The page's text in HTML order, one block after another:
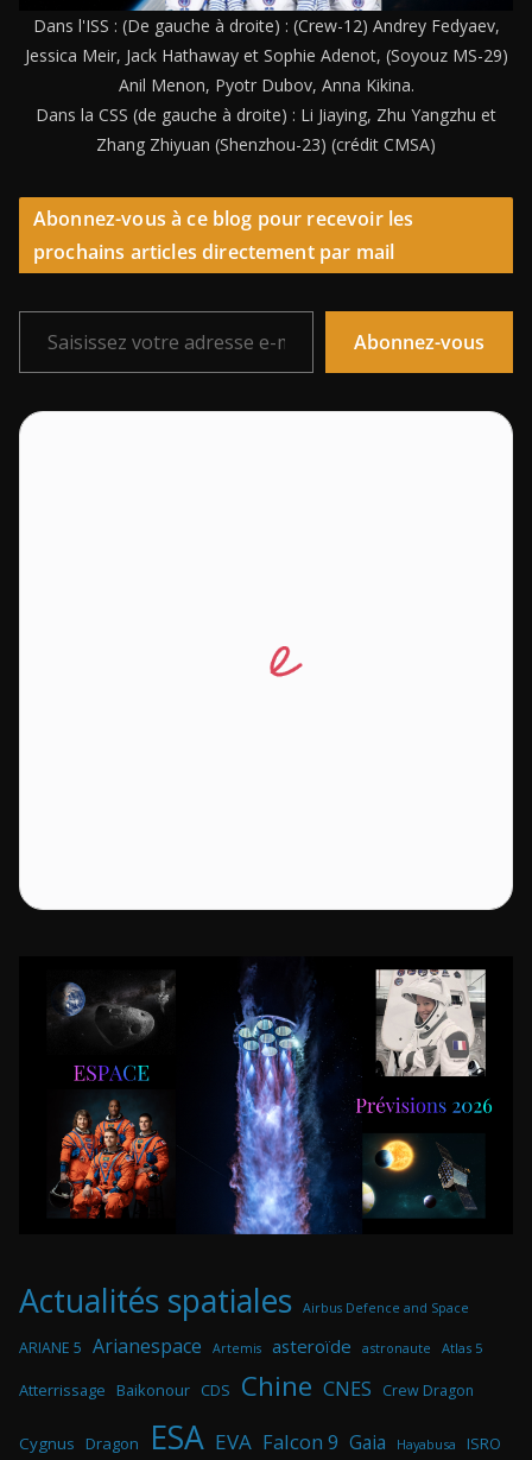
Dans l'ISS : (De gauche à droite) : (Crew-12) Andrey Fedyaev,
Jessica Meir, Jack Hathaway et Sophie Adenot, (Soyouz MS-29)
Anil Menon, Pyotr Dubov, Anna Kikina.
Dans la CSS (de gauche à droite) : Li Jiaying, Zhu Yangzhu et
Zhang Zhiyuan (Shenzhou-23) (crédit CMSA)
Abonnez-vous à ce blog pour recevoir les
prochains articles directement par mail
Saisissez votre adresse e-mail…
Abonnez-vous
Actualités spatiales Airbus Defence and Space
ARIANE 5 Arianespace Artemis asteroïde astronaute Atlas 5
Atterrissage Baikonour CDS Chine CNES Crew Dragon
Cygnus Dragon ESA EVA Falcon 9 Gaia Hayabusa ISRO